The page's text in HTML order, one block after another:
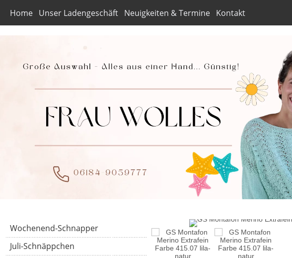
Home Unser Ladengeschäft Neuigkeiten & Termine Kontakt
Wochenend-Schnapper
Juli-Schnäppchen